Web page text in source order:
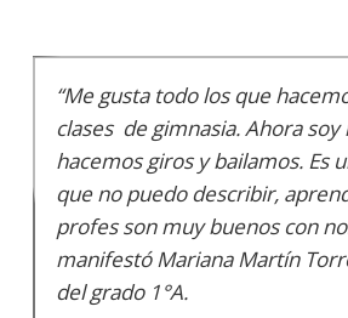
“Me gusta todo los que
clases de gimnasia. Ahora
hacemos giros y bailamos. Es
que no puedo describir,
profes son muy buenos con
manifestó Mariana Martín
del grado 1°A.